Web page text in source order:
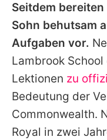
Seitdem bereiten
Sohn behutsam
Aufgaben vor.
Lambrook School
Lektionen zu
Bedeutung der
Commonwealth.
Royal in zwei